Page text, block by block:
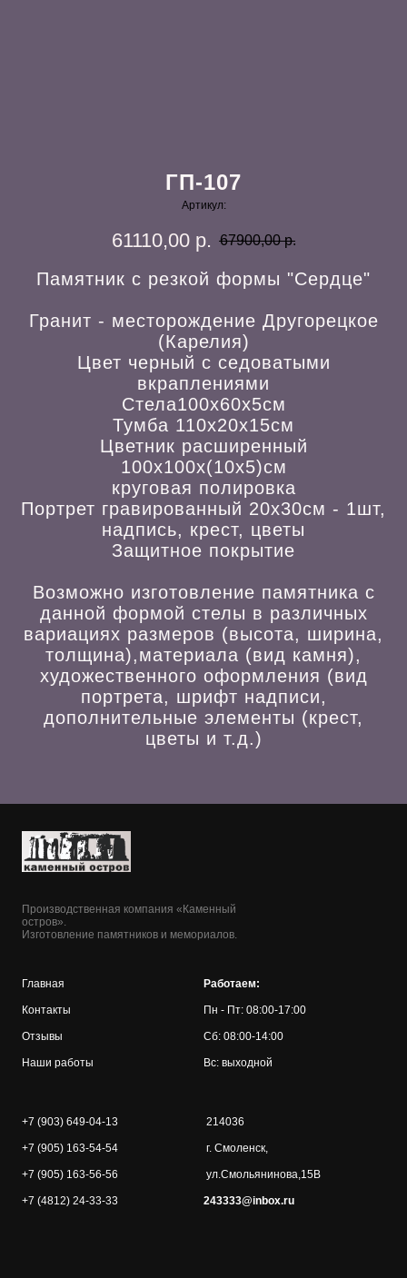
ГП-107
Артикул:
61110,00 р. 67900,00 р.
Памятник с резкой формы "Сердце"
Гранит - месторождение Другорецкое
(Карелия)
Цвет черный с седоватыми
вкраплениями
Стела100х60х5см
Тумба 110х20х15см
Цветник расширенный
100х100х(10х5)см
круговая полировка
Портрет гравированный 20х30см - 1шт,
надпись, крест, цветы
Защитное покрытие
Возможно изготовление памятника с
данной формой стелы в различных
вариациях размеров (высота, ширина,
толщина),материала (вид камня),
художественного оформления (вид
портрета, шрифт надписи,
дополнительные элементы (крест,
цветы и т.д.)
Производственная компания «Каменный
остров».
Изготовление памятников и мемориалов.
Главная
Контакты
Отзывы
Наши работы
Работаем:
Пн - Пт: 08:00-17:00
Сб: 08:00-14:00
Вс: выходной
+7 (903) 649-04-13
+7 (905) 163-54-54
+7 (905) 163-56-56
+7 (4812) 24-33-33
214036
г. Смоленск,
ул.Смольянинова,15В
243333@inbox.ru